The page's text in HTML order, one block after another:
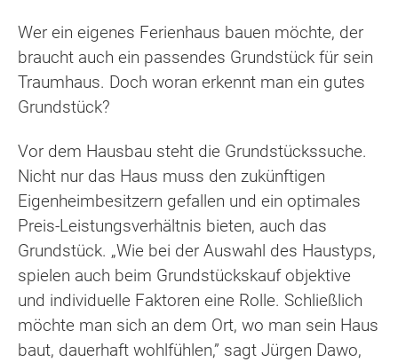
Wer ein eigenes Ferienhaus bauen möchte, der
braucht auch ein passendes Grundstück für sein
Traumhaus. Doch woran erkennt man ein gutes
Grundstück?
Vor dem Hausbau steht die Grundstückssuche.
Nicht nur das Haus muss den zukünftigen
Eigenheimbesitzern gefallen und ein optimales
Preis-Leistungsverhältnis bieten, auch das
Grundstück. „Wie bei der Auswahl des Haustyps,
spielen auch beim Grundstückskauf objektive
und individuelle Faktoren eine Rolle. Schließlich
möchte man sich an dem Ort, wo man sein Haus
baut, dauerhaft wohlfühlen,” sagt Jürgen Dawo,